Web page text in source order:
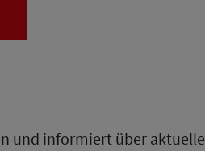
und informiert über aktuelle